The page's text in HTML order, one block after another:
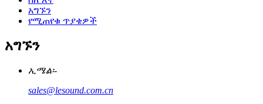
አግኙን
የሚጠየቁ ጥያቄዎች
አግኙን
ኢሜል፡-
sales@lesound.com.cn